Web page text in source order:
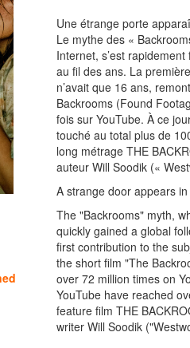
Une étrange porte
Le mythe des «
Internet, s’est
au fil des ans. La
n’avait que 16 ans,
Backrooms (Found
fois sur YouTube. À ce
touché au total plus de
long métrage THE
auteur Will Soodik («
A strange door appears
The "Backrooms" myth,
quickly gained a global
first contribution to the
the short film "The
over 72 million times on
YouTube have reached
feature film THE
writer Will Soodik